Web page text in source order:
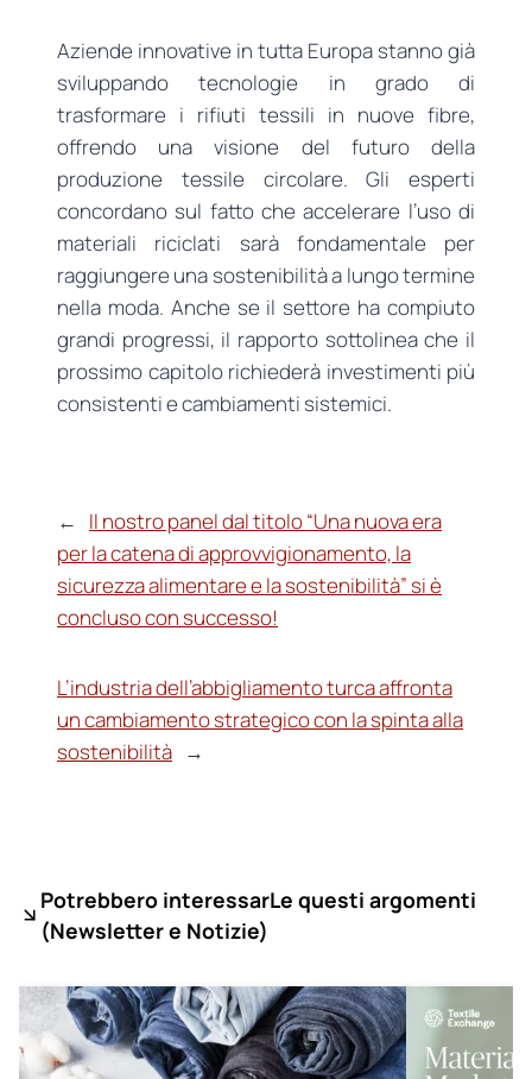
Aziende innovative in tutta Europa stanno già
sviluppando tecnologie in grado di
trasformare i rifiuti tessili in nuove fibre,
offrendo una visione del futuro della
produzione tessile circolare. Gli esperti
concordano sul fatto che accelerare l’uso di
materiali riciclati sarà fondamentale per
raggiungere una sostenibilità a lungo termine
nella moda. Anche se il settore ha compiuto
grandi progressi, il rapporto sottolinea che il
prossimo capitolo richiederà investimenti più
consistenti e cambiamenti sistemici.
←
Il nostro panel dal titolo “Una nuova era
per la catena di approvvigionamento, la
sicurezza alimentare e la sostenibilità” si è
concluso con successo!
L’industria dell’abbigliamento turca affronta
un cambiamento strategico con la spinta alla
sostenibilità →
Potrebbero interessarLe questi argomenti
(Newsletter e Notizie)